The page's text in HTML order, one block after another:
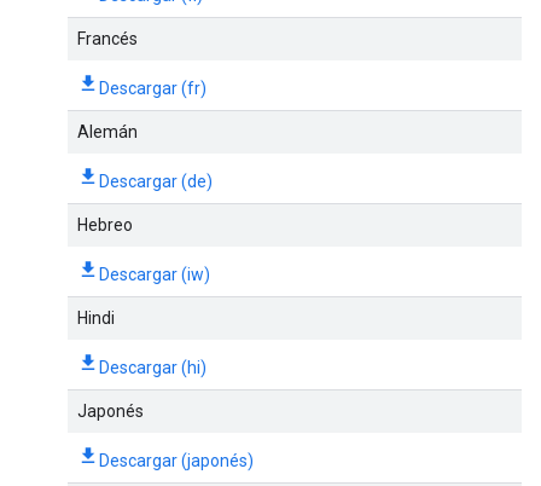
Francés
Descargar (fr)
Alemán
Descargar (de)
Hebreo
Descargar (iw)
Hindi
Descargar (hi)
Japonés
Descargar (japonés)